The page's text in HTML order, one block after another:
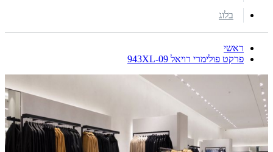
בלוג
ראשי
פרקט פולימרי רויאל 943XL-09